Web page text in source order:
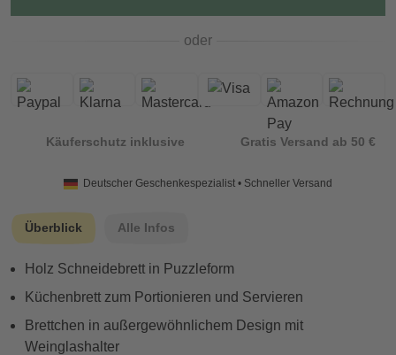
oder
Käuferschutz inklusive Gratis Versand ab 50 €
Deutscher Geschenkespezialist • Schneller Versand
Überblick Alle Infos
Holz Schneidebrett in Puzzleform
Küchenbrett zum Portionieren und Servieren
Brettchen in außergewöhnlichem Design mit
Weinglashalter